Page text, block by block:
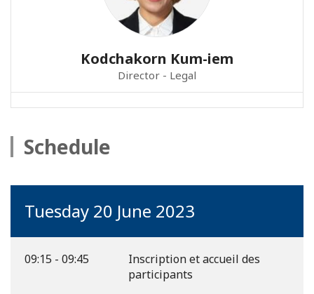
Kodchakorn Kum-iem
Director - Legal
Schedule
Tuesday 20 June 2023
09:15 - 09:45
Inscription et accueil des
participants